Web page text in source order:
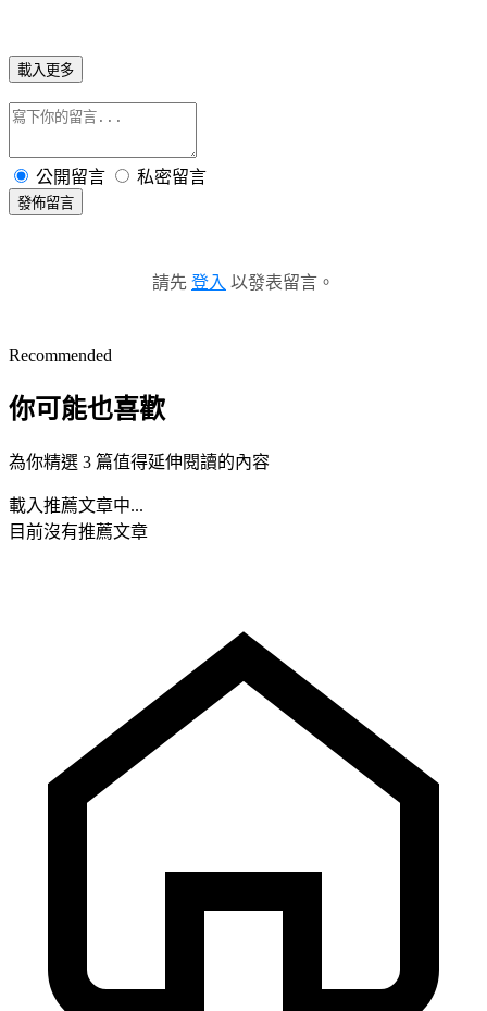
載入更多
公開留言 私密留言
發佈留言
請先 登入 以發表留言。
Recommended
你可能也喜歡
為你精選 3 篇值得延伸閱讀的內容
載入推薦文章中...
目前沒有推薦文章